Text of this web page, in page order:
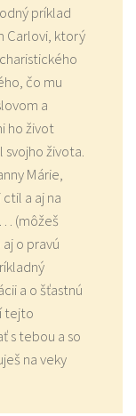
príklad
Carlovi, ktorý
čo mu
a
ho život
svojho života.
Márie,
a aj na
(môžeš
o pravú
a o šťastnú
tejto
s tebou a so
na veky